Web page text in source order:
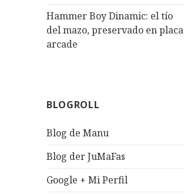
Hammer Boy Dinamic: el tío
del mazo, preservado en placa
arcade
BLOGROLL
Blog de Manu
Blog der JuMaFas
Google + Mi Perfil